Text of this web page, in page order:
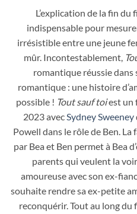
L’explication de la fin du
indispensable pour
irrésistible entre une jeune
mûr. Incontestablement,
romantique réussie dans
romantique : une histoire
possible ! Tout sauf toiest un
2023 avecSydney Sweeney
Powell dans le rôle de Ben. La
par Bea et Ben permet à Bea
parents qui veulent la
amoureuse avec son ex-
souhaite rendre sa ex-petite
reconquérir. Tout au long du